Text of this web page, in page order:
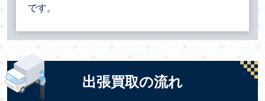
です。
出張買取の流れ